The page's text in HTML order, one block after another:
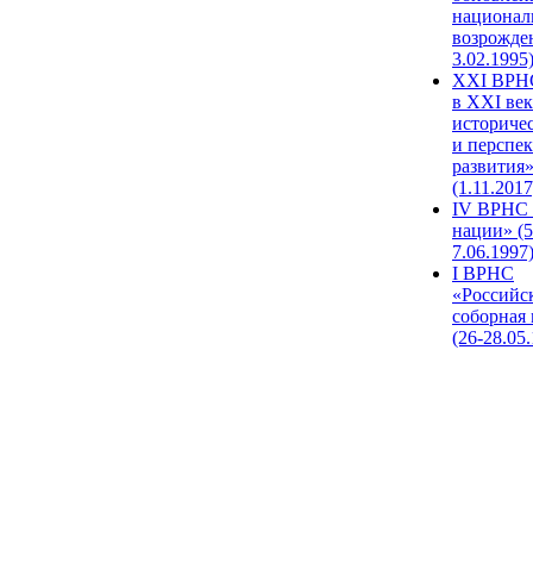
3.02.1995)
XХI
в XXI
и
развития»
IV ВРНС
нации»
7.06.1997)
I ВРНС
(26-